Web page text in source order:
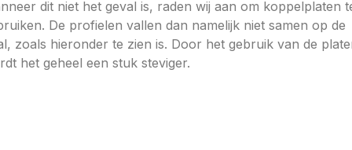
dit niet het geval is, raden wij aan om koppelplaten
De profielen vallen dan namelijk niet samen op de
zoals hieronder te zien is. Door het gebruik van de
het geheel een stuk steviger.